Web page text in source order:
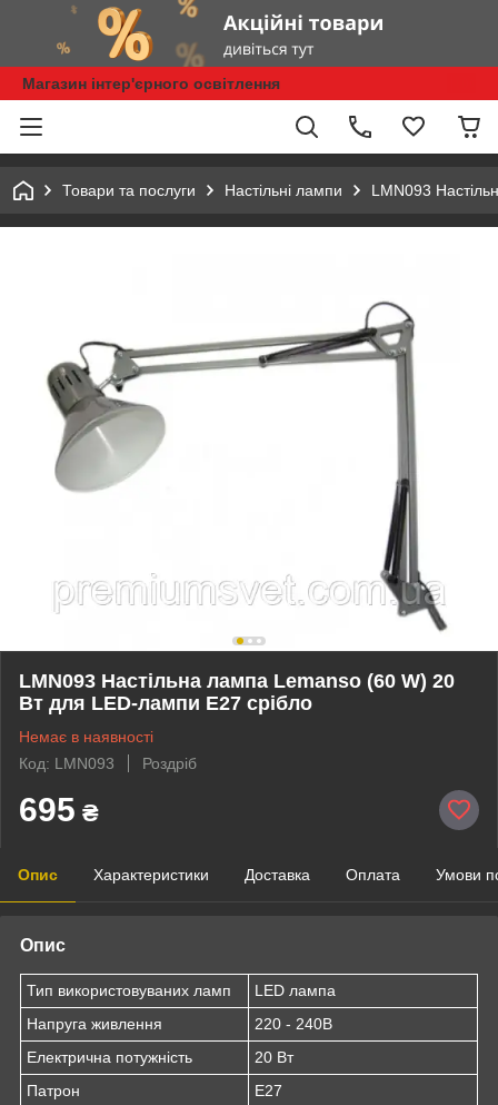
Магазин інтер'єрного освітлення
Товари та послуги Настільні лампи LMN093
LMN093 Настільна лампа Lemanso (60 W) 20
Вт для LED-лампи E27 срібло
Немає в наявності
Код: LMN093
Роздріб
695 ₴
Опис Характеристики Доставка Оплата Умови
Опис
Тип використовуваних ламп
LED лампа
Напруга живлення
220 - 240В
Електрична потужність
20 Вт
Патрон
E27